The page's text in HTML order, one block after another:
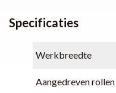
Specificaties
Werkbreedte
Aangedreven rollen